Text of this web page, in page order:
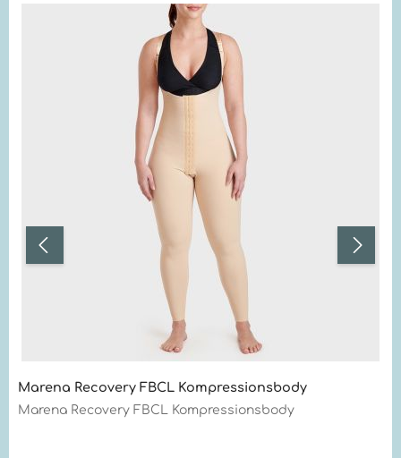
Marena Recovery FBCL Kompressionsbody
Marena Recovery FBCL Kompressionsbody